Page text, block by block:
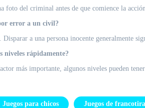
foto del criminal antes de que comience la
error a un civil?
a una persona inocente generalmente
niveles rápidamente?
más importante, algunos niveles pueden
Juegos para chicos Juegos de